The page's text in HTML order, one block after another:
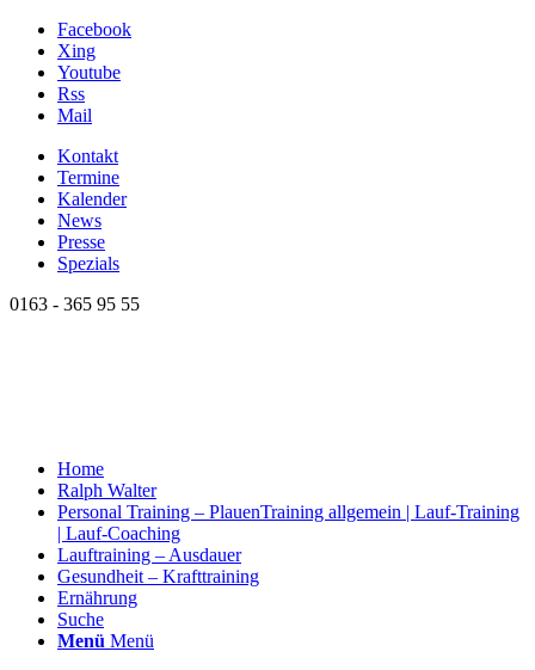
Facebook
Xing
Youtube
Rss
Mail
Kontakt
Termine
Kalender
News
Presse
Spezials
0163 - 365 95 55
Home
Ralph Walter
Personal Training – PlauenTraining allgemein | Lauf-Training
| Lauf-Coaching
Lauftraining – Ausdauer
Gesundheit – Krafttraining
Ernährung
Suche
Menü Menü